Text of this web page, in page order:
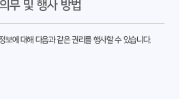
무 및 행사 방법
보에 대해 다음과 같은 권리를 행사할 수 있습니다.